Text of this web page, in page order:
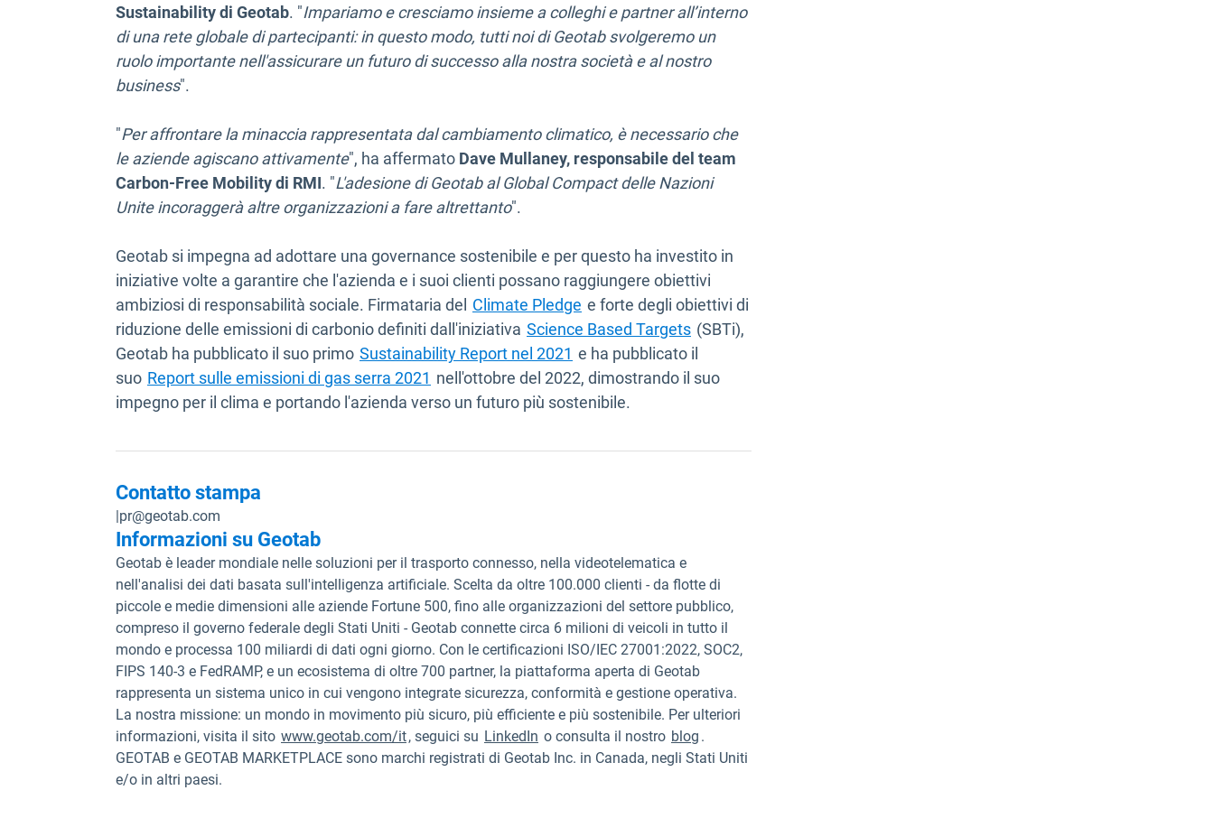
Sustainability di Geotab. "Impariamo e cresciamo insieme a colleghi e partner all’interno
di una rete globale di partecipanti: in questo modo, tutti noi di Geotab svolgeremo un
ruolo importante nell'assicurare un futuro di successo alla nostra società e al nostro
business".
"Per affrontare la minaccia rappresentata dal cambiamento climatico, è necessario che
le aziende agiscano attivamente", ha affermato Dave Mullaney, responsabile del team
Carbon-Free Mobility di RMI. "L'adesione di Geotab al Global Compact delle Nazioni
Unite incoraggerà altre organizzazioni a fare altrettanto".
Geotab si impegna ad adottare una governance sostenibile e per questo ha investito in
iniziative volte a garantire che l'azienda e i suoi clienti possano raggiungere obiettivi
ambiziosi di responsabilità sociale. Firmataria del Climate Pledge e forte degli obiettivi di
riduzione delle emissioni di carbonio definiti dall'iniziativa Science Based Targets (SBTi),
Geotab ha pubblicato il suo primo Sustainability Report nel 2021 e ha pubblicato il
suo Report sulle emissioni di gas serra 2021 nell'ottobre del 2022, dimostrando il suo
impegno per il clima e portando l'azienda verso un futuro più sostenibile.
Contatto stampa
pr@geotab.com
Informazioni su Geotab
Geotab è leader mondiale nelle soluzioni per il trasporto connesso, nella videotelematica e
nell'analisi dei dati basata sull'intelligenza artificiale. Scelta da oltre 100.000 clienti - da flotte di
piccole e medie dimensioni alle aziende Fortune 500, fino alle organizzazioni del settore pubblico,
compreso il governo federale degli Stati Uniti - Geotab connette circa 6 milioni di veicoli in tutto il
mondo e processa 100 miliardi di dati ogni giorno. Con le certificazioni ISO/IEC 27001:2022, SOC2,
FIPS 140-3 e FedRAMP, e un ecosistema di oltre 700 partner, la piattaforma aperta di Geotab
rappresenta un sistema unico in cui vengono integrate sicurezza, conformità e gestione operativa.
La nostra missione: un mondo in movimento più sicuro, più efficiente e più sostenibile. Per ulteriori
informazioni, visita il sito www.geotab.com/it, seguici su LinkedIn o consulta il nostro blog .
GEOTAB e GEOTAB MARKETPLACE sono marchi registrati di Geotab Inc. in Canada, negli Stati Uniti
e/o in altri paesi.